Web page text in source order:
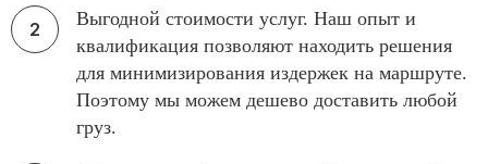
Выгодной стоимости услуг. Наш опыт и
квалификация позволяют находить решения
для минимизирования издержек на маршруте.
Поэтому мы можем дешево доставить любой
груз.